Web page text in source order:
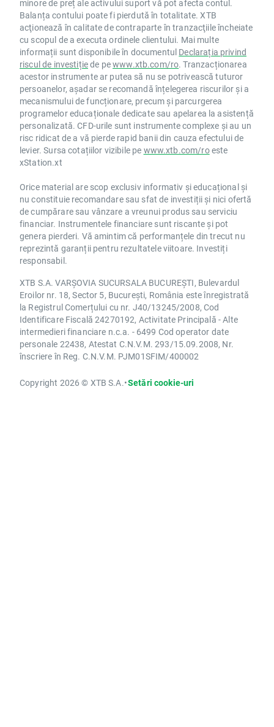
minore de preț ale activului suport vă pot afecta contul.
Balanța contului poate fi pierdută în totalitate. XTB
acţionează în calitate de contraparte în tranzacţiile încheiate
cu scopul de a executa ordinele clientului. Mai multe
informații sunt disponibile în documentul Declarația privind
riscul de investițiede pewww.xtb.com/ro. Tranzacționarea
acestor instrumente ar putea să nu se potrivească tuturor
persoanelor, așadar se recomandă înțelegerea riscurilor și a
mecanismului de funcționare, precum și parcurgerea
programelor educaționale dedicate sau apelarea la asistență
personalizată. CFD-urile sunt instrumente complexe și au un
risc ridicat de a vă pierde rapid banii din cauza efectului de
levier. Sursa cotațiilor vizibile pe www.xtb.com/roeste
xStation.xt
Orice material are scop exclusiv informativ și educațional și
nu constituie recomandare sau sfat de investiții și nici ofertă
de cumpărare sau vânzare a vreunui produs sau serviciu
financiar. Instrumentele financiare sunt riscante și pot
genera pierderi. Vă amintim că performanțele din trecut nu
reprezintă garanții pentru rezultatele viitoare. Investiți
responsabil.
XTB S.A. VARȘOVIA SUCURSALA BUCUREȘTI, Bulevardul
Eroilor nr. 18, Sector 5, București, România este înregistrată
la Registrul Comerțului cu nr. J40/13245/2008, Cod
Identificare Fiscală 24270192, Activitate Principală - Alte
intermedieri financiare n.c.a. - 6499 Cod operator date
personale 22438, Atestat C.N.V.M. 293/15.09.2008, Nr.
înscriere în Reg. C.N.V.M. PJM01SFIM/400002
Copyright 2026 © XTB S.A.•Setări cookie-uri